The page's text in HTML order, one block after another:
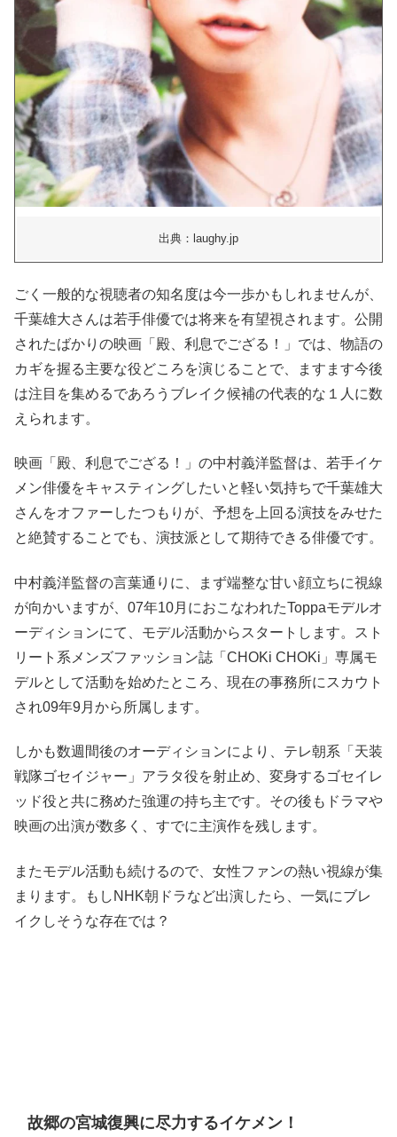
出典：laughy.jp
ごく一般的な視聴者の知名度は今一歩かもしれませんが、
千葉雄大さんは若手俳優では将来を有望視されます。公開
されたばかりの映画「殿、利息でござる！」では、物語の
カギを握る主要な役どころを演じることで、ますます今後
は注目を集めるであろうブレイク候補の代表的な１人に数
えられます。
映画「殿、利息でござる！」の中村義洋監督は、若手イケ
メン俳優をキャスティングしたいと軽い気持ちで千葉雄大
さんをオファーしたつもりが、予想を上回る演技をみせた
と絶賛することでも、演技派として期待できる俳優です。
中村義洋監督の言葉通りに、まず端整な甘い顔立ちに視線
が向かいますが、07年10月におこなわれたToppaモデルオ
ーディションにて、モデル活動からスタートします。スト
リート系メンズファッション誌「CHOKi CHOKi」専属モ
デルとして活動を始めたところ、現在の事務所にスカウト
され09年9月から所属します。
しかも数週間後のオーディションにより、テレ朝系「天装
戦隊ゴセイジャー」アラタ役を射止め、変身するゴセイレ
ッド役と共に務めた強運の持ち主です。その後もドラマや
映画の出演が数多く、すでに主演作を残します。
またモデル活動も続けるので、女性ファンの熱い視線が集
まります。もしNHK朝ドラなど出演したら、一気にブレ
イクしそうな存在では？
故郷の宮城復興に尽力するイケメン！